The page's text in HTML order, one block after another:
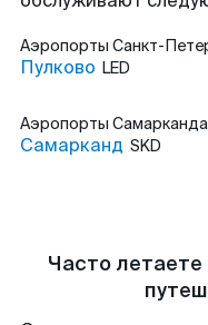
Аэропорты Санкт-
Пулково LED
Аэропорты Самарканда
Самарканд SKD
Часто летаете